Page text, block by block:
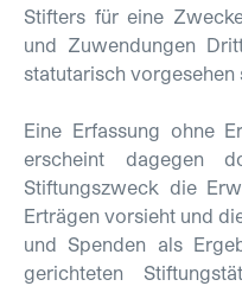
Stifters für eine
und Zuwendungen
statutarisch vorgesehen
Eine Erfassung ohne
erscheint dagegen
Stiftungszweck die
Erträgen vorsieht und
und Spenden als
gerichteten